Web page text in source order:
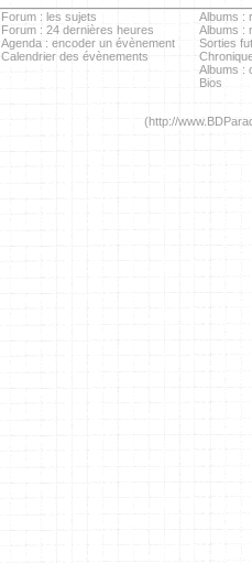
Forum : les sujets
Forum : 24 dernières heures
Agenda : encoder un évènement
Calendrier des évènements
Albums :
Albums :
Sorties
Albums :
Bios
(http://